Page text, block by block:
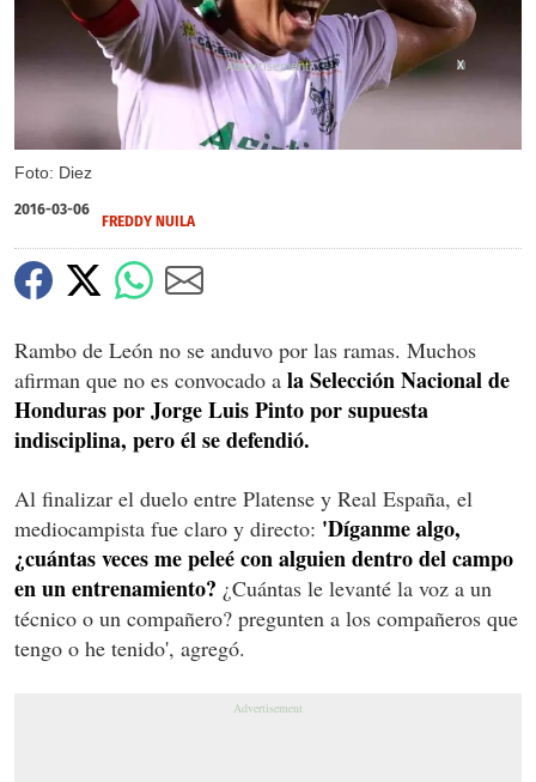
Foto: Diez
X
2016-03-06
FREDDY NUILA
Rambo de León no se anduvo por las ramas. Muchos
afirman que no es convocado a la Selección Nacional de
Honduras por Jorge Luis Pinto por supuesta
indisciplina, pero él se defendió.
Al finalizar el duelo entre Platense y Real España, el
mediocampista fue claro y directo: 'Díganme algo,
¿cuántas veces me peleé con alguien dentro del campo
en un entrenamiento? ¿Cuántas le levanté la voz a un
técnico o un compañero? pregunten a los compañeros que
tengo o he tenido', agregó.